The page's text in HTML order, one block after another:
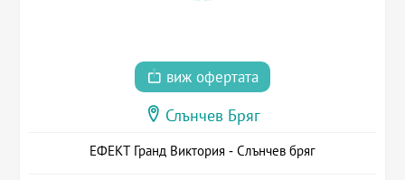
виж офертата
Слънчев Бряг
ЕФЕКТ Гранд Виктория - Слънчев бряг